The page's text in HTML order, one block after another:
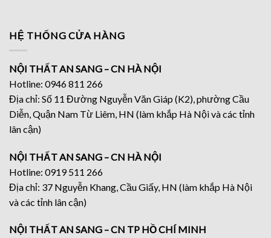
HỆ THỐNG CỬA HÀNG
NỘI THẤT AN SANG – CN HÀ NỘI
Hotline: 0946 811 266
Địa chỉ: Số 11 Đường Nguyễn Văn Giáp (K2), phường Cầu
Diễn, Quận Nam Từ Liêm, HN (làm khắp Hà Nội và các tỉnh
lân cận)
NỘI THẤT AN SANG – CN HÀ NỘI
Hotline: 0919 511 266
Địa chỉ: 37 Nguyễn Khang, Cầu Giấy, HN (làm khắp Hà Nội
và các tỉnh lân cận)
NỘI THẤT AN SANG – CN TP HỒ CHÍ MINH